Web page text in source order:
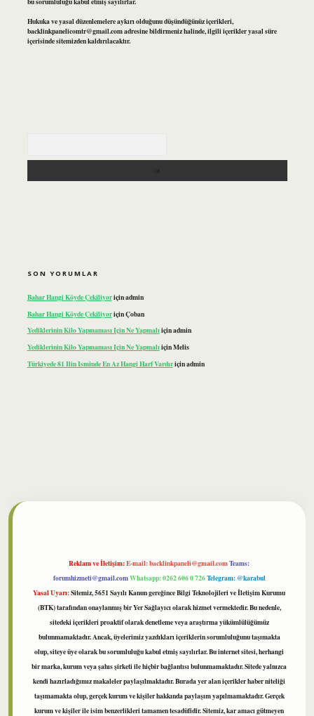
Hukuka ve yasal düzenlemelere aykırı olduğunu düşündüğünüz içerikleri,
backlinkpanelicomtr@gmail.comadresine bildirmeniz halinde, ilgili içerikler yasal süre
içerisinde sitemizden kaldırılacaktır.
SON YORUMLAR
Bahar Hangi Köyde Çekiliyoriçinadmin
Bahar Hangi Köyde ÇekiliyoriçinÇoban
Yediklerinin Kilo Yapmaması Için Ne Yapmalıiçinadmin
Yediklerinin Kilo Yapmaması Için Ne YapmalıiçinMelis
Türkiyede 81 Ilin Isminde En Az Hangi Harf Vardıriçinadmin
Reklam ve İletişim:E-mail:backlinkpaneli@gmail.comTeams:
forumhizmeti@gmail.comWhatsapp: 0262 606 0 726Telegram: @karabul
Yasal Uyarı:Sitemiz, 5651 Sayılı Kanun gereğince Bilgi Teknolojileri ve İletişim Kurumu
(BTK) tarafından onaylanmış bir Yer Sağlayıcı olarak hizmet vermektedir. Bu nedenle,
sitedeki içerikleri proaktif olarak denetleme veya araştırma yükümlülüğümüz
bulunmamaktadır. Ancak, üyelerimiz yazdıkları içeriklerin sorumluluğunu taşımakta
olup, siteye üye olarak bu sorumluluğu kabul etmiş sayılırlar. Bu internet sitesi, herhangi
bir marka, kurum veya şahıs şirketi ile hiçbir bağlantısı bulunmamaktadır. Sitede yalnızca
kendi hazırladığımız makaleler paylaşılmaktadır. Burada yer alan içerikler haber niteliği
taşımamakta olup, gerçek kurum ve kişiler hakkında paylaşım yapılmamaktadır. Gerçek
kurum ve kişiler ile isim benzerlikleri tamamen tesadüfidir. Sitemiz, kar amacı gütmeyen